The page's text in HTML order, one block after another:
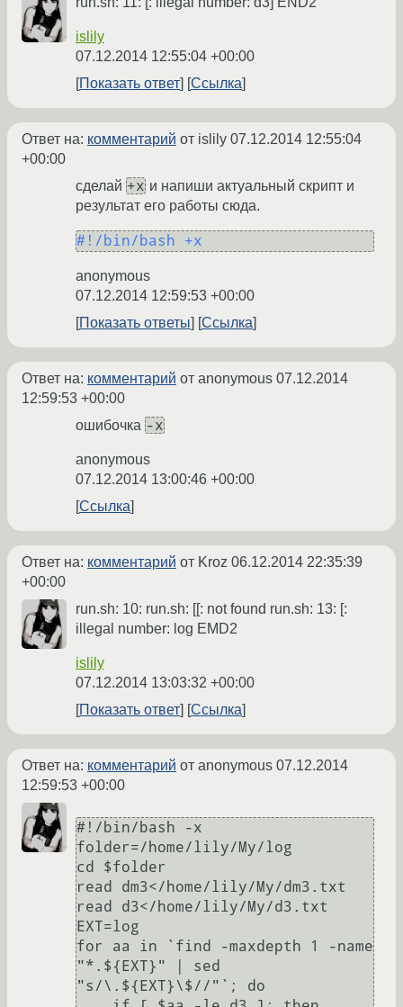
islily
07.12.2014 12:55:04 +00:00
Показать ответ
Ссылка
Ответ на: комментарий от islily 07.12.2014 12:55:04
+00:00
сделай +x и напиши актуальный скрипт и
результат его работы сюда.
#!/bin/bash +x
anonymous
07.12.2014 12:59:53 +00:00
Показать ответы
Ссылка
Ответ на: комментарий от anonymous 07.12.2014
12:59:53 +00:00
ошибочка -x
anonymous
07.12.2014 13:00:46 +00:00
Ссылка
Ответ на: комментарий от Kroz 06.12.2014 22:35:39
+00:00
run.sh: 10: run.sh: [[: not found run.sh: 13: [:
illegal number: log EMD2
islily
07.12.2014 13:03:32 +00:00
Показать ответ
Ссылка
Ответ на: комментарий от anonymous 07.12.2014
12:59:53 +00:00
#!/bin/bash -x
folder=/home/lily/My/log
cd $folder
read dm3</home/lily/My/dm3.txt
read d3</home/lily/My/d3.txt
EXT=log
for aa in `find -maxdepth 1 -name
"*.${EXT}" | sed
"s/\.${EXT}\$//"`; do